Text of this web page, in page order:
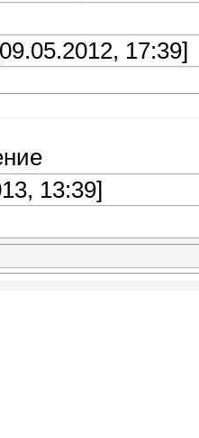
17:39]
13:39]